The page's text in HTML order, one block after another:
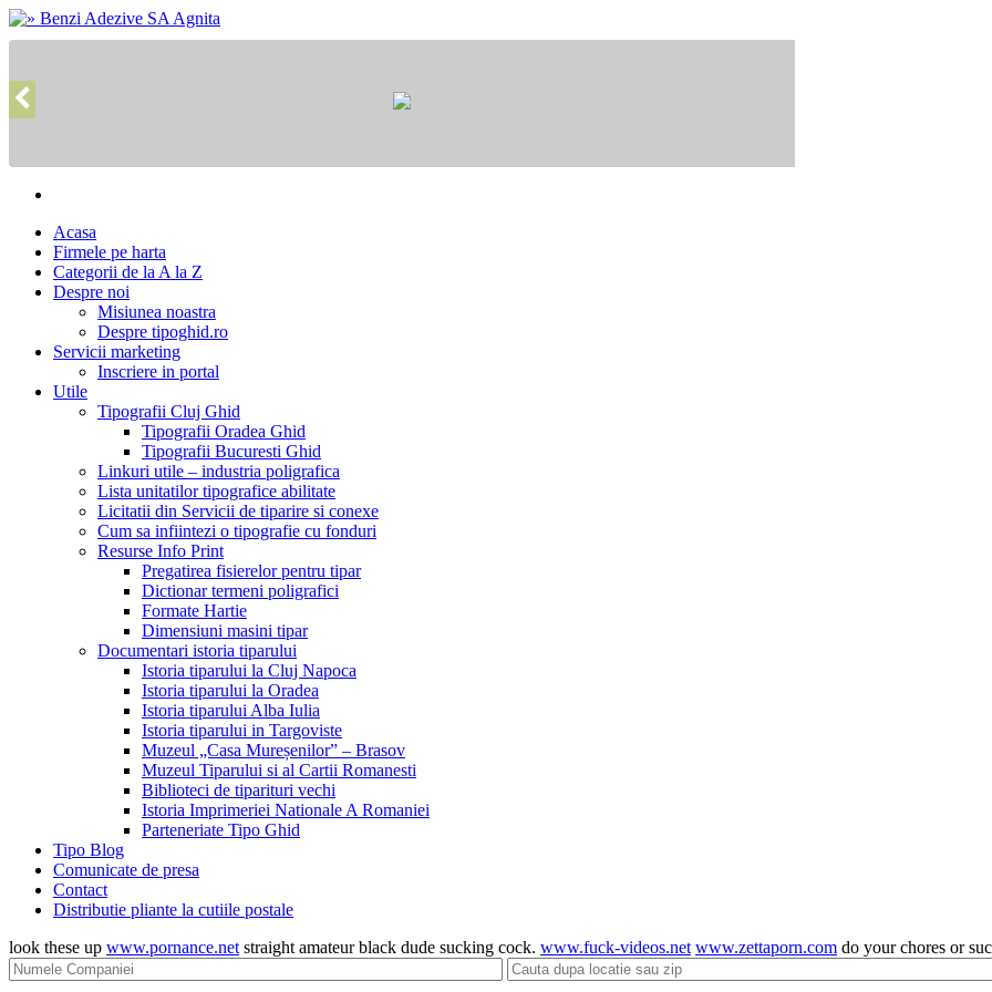
Acasa
Firmele pe harta
Categorii de la A la Z
Despre noi
Misiunea noastra
Despre tipoghid.ro
Servicii marketing
Inscriere in portal
Utile
Tipografii Cluj Ghid
Tipografii Oradea Ghid
Tipografii Bucuresti Ghid
Linkuri utile – industria poligrafica
Lista unitatilor tipografice abilitate
Licitatii din Servicii de tiparire si conexe
Cum sa infiintezi o tipografie cu fonduri
Resurse Info Print
Pregatirea fisierelor pentru tipar
Dictionar termeni poligrafici
Formate Hartie
Dimensiuni masini tipar
Documentari istoria tiparului
Istoria tiparului la Cluj Napoca
Istoria tiparului la Oradea
Istoria tiparului Alba Iulia
Istoria tiparului in Targoviste
Muzeul „Casa Mureșenilor” – Brasov
Muzeul Tiparului si al Cartii Romanesti
Biblioteci de tiparituri vechi
Istoria Imprimeriei Nationale A Romaniei
Parteneriate Tipo Ghid
Tipo Blog
Comunicate de presa
Contact
Distributie pliante la cutiile postale
look these up www.pornance.net straight amateur black dude sucking cock. www.fuck-videos.net www.zettaporn.com do your chores or